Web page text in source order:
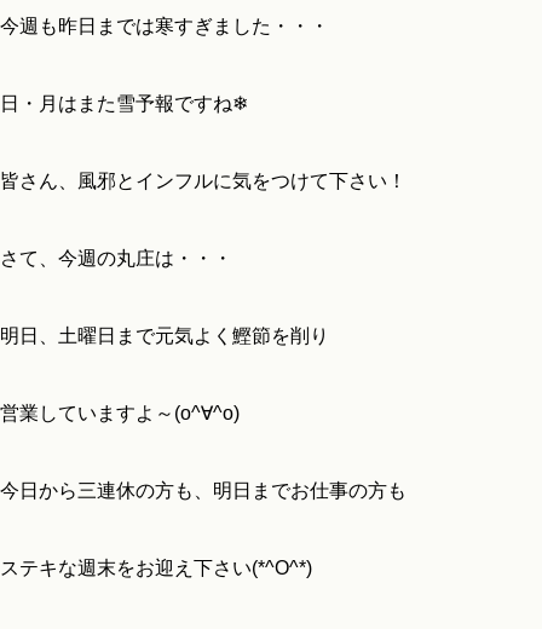
今週も昨日までは寒すぎました・・・
日・月はまた雪予報ですね❄
皆さん、風邪とインフルに気をつけて下さい！
さて、今週の丸庄は・・・
明日、土曜日まで元気よく鰹節を削り
営業していますよ～(o^∀^o)
今日から三連休の方も、明日までお仕事の方も
ステキな週末をお迎え下さい(*^O^*)